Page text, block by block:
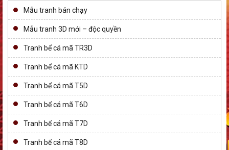
Mẫu tranh bán chạy
Mẫu tranh 3D mới – độc quyền
Tranh bể cá mã TR3D
Tranh bể cá mã KTD
Tranh bể cá mã T5D
Tranh bể cá mã T6D
Tranh bể cá mã T7D
Tranh bể cá mã T8D